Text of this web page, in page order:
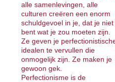
alle samenlevingen, alle
culturen creëren een enorm
schuldgevoel in je, dat je niet
bent wat je zou moeten zijn.
Ze geven je
idealen te vervullen die
onmogelijk zijn. Ze maken je
gewoon gek.
Perfectionisme is de